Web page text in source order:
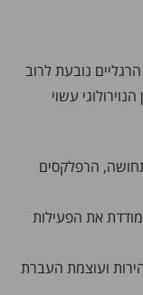
נובעת לרוב
עשוי
הרפלקסים
מודדת את הפעילות
ועוצמת העברת